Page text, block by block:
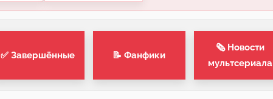
✅ Завершённые 📝 Фанфики
🗞 Новости
мультсериала